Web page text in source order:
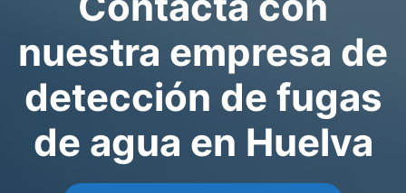
nuestra empresa de
detección de fugas
de agua en Huelva